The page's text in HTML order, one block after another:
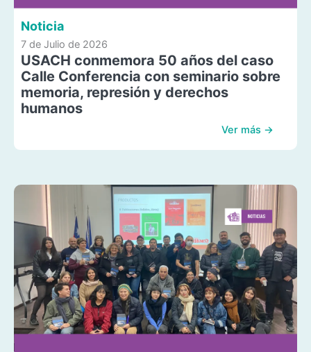
Noticia
7 de Julio de 2026
USACH conmemora 50 años del caso
Calle Conferencia con seminario sobre
memoria, represión y derechos
humanos
Ver más →